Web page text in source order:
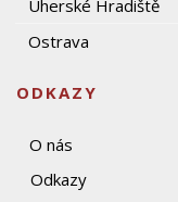
Uherské Hradiště
Ostrava
ODKAZY
O nás
Odkazy